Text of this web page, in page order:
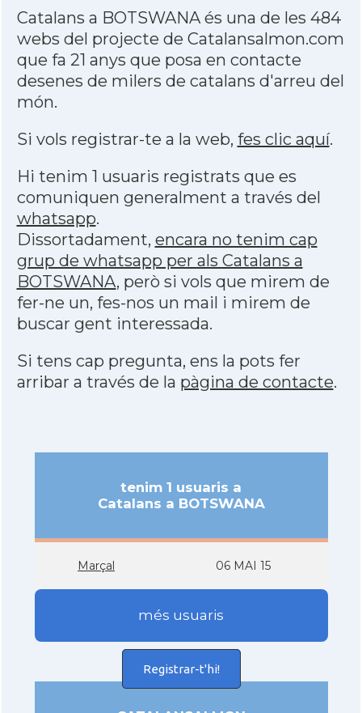
Catalans a BOTSWANA és una de les 484
webs del projecte de Catalansalmon.com
que fa 21 anys que posa en contacte
desenes de milers de catalans d'arreu del
món.
Si vols registrar-te a la web, fes clic aquí.
Hi tenim 1 usuaris registrats que es
comuniquen generalment a través del
whatsapp.
Dissortadament, encara no tenim cap
grup de whatsapp per als Catalans a
BOTSWANA, però si vols que mirem de
fer-ne un, fes-nos un mail i mirem de
buscar gent interessada.
Si tens cap pregunta, ens la pots fer
arribar a través de la pàgina de contacte.
tenim 1 usuaris a
Catalans a BOTSWANA
Marçal 06 MAI 15
més usuaris
Registrar-t'hi!